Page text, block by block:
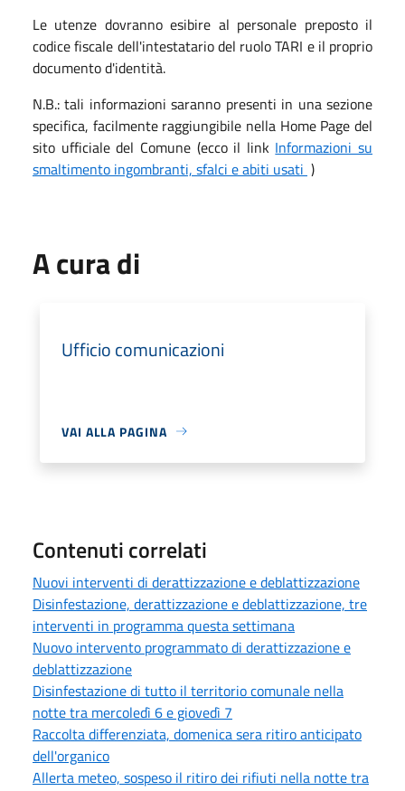
Le utenze dovranno esibire al personale preposto il
codice fiscale dell'intestatario del ruolo TARI e il proprio
documento d'identità.
N.B.: tali informazioni saranno presenti in una sezione
specifica, facilmente raggiungibile nella Home Page del
sito ufficiale del Comune (ecco il link Informazioni su
smaltimento ingombranti, sfalci e abiti usati )
A cura di
Ufficio comunicazioni
VAI ALLA PAGINA
Contenuti correlati
Nuovi interventi di derattizzazione e deblattizzazione
Disinfestazione, derattizzazione e deblattizzazione, tre
interventi in programma questa settimana
Nuovo intervento programmato di derattizzazione e
deblattizzazione
Disinfestazione di tutto il territorio comunale nella
notte tra mercoledì 6 e giovedì 7
Raccolta differenziata, domenica sera ritiro anticipato
dell'organico
Allerta meteo, sospeso il ritiro dei rifiuti nella notte tra